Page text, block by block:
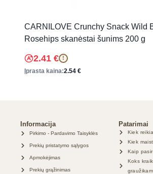
CARNILOVE Crunchy Snack Wild
Rosehips skanėstai šunims 200 g
2.41 € !
Įprasta kaina:2.54 €
Informacija
Pirkimo - Pardavimo Taisyklės
Prekių pristatymo sąlygos
Apmokėjimas
Prekių grąžinimas
Patarimai
Kiek
Kiek
Kaip
Koks